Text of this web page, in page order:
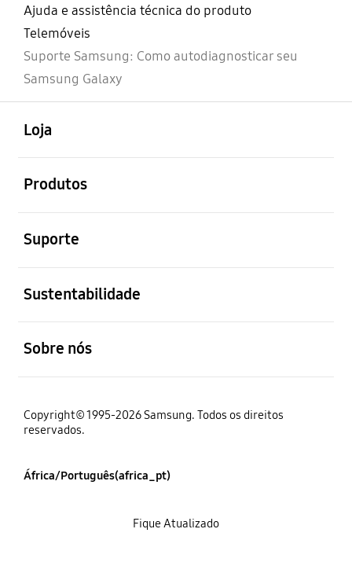
Ajuda e assistência técnica do produto
Telemóveis
Suporte Samsung: Como autodiagnosticar seu
Samsung Galaxy
Loja
Produtos
Suporte
Sustentabilidade
Sobre nós
Copyright© 1995-2026 Samsung. Todos os direitos
reservados.
África/Português(africa_pt)
Fique Atualizado